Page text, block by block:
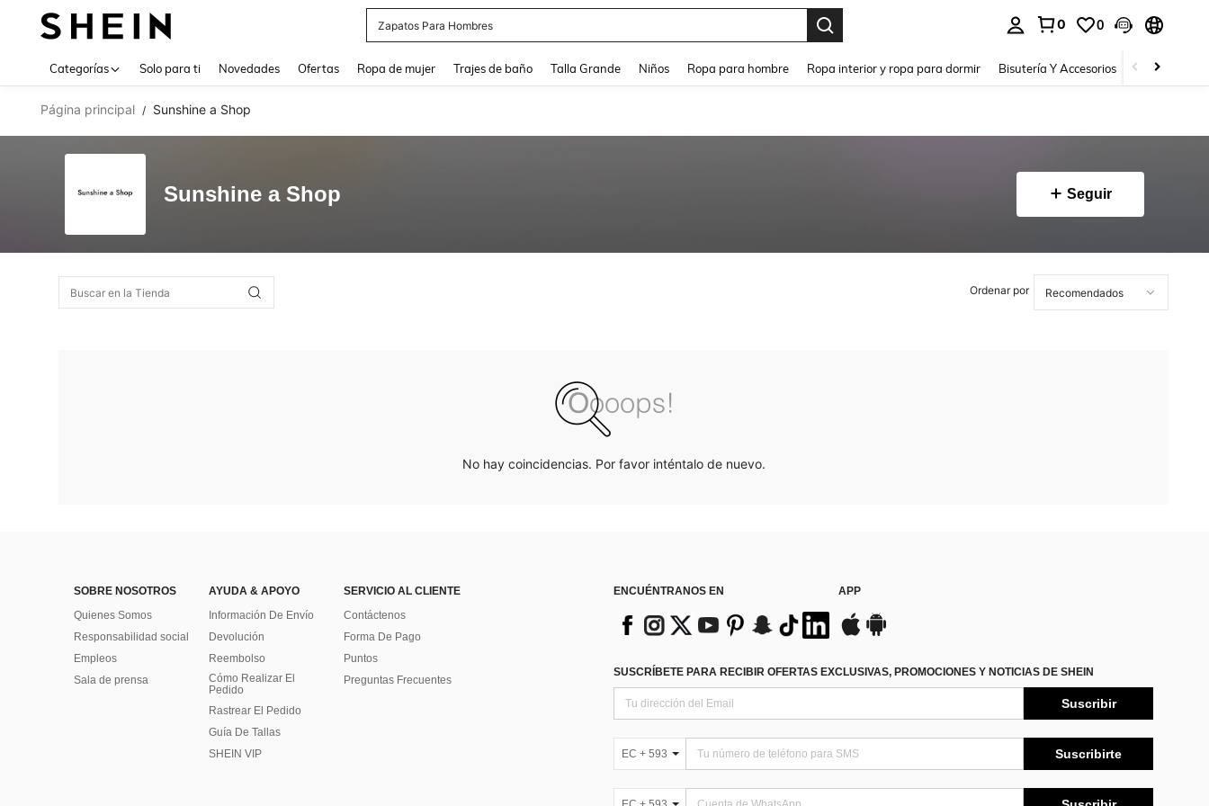
Zapatos Para Hombres
0 0
Categorías Solo para ti Novedades Ofertas Ropa de mujer Trajes de baño Talla Grande Niños Ropa para hombre Ropa interior y ropa para dormir Bisutería Y Accesorios Zapatos
Página principal / Sunshine a Shop
Sunshine a Shop Seguir
Ordenar por
No hay coincidencias. Por favor inténtalo de nuevo.
SOBRE NOSOTROS
Quienes Somos
Responsabilidad social
Empleos
Sala de prensa
AYUDA & APOYO
Información De Envío
Devolución
Reembolso
Cómo Realizar El
Pedido
Rastrear El Pedido
Guía De Tallas
SHEIN VIP
SERVICIO AL CLIENTE
Contáctenos
Forma De Pago
Puntos
Preguntas Frecuentes
ENCUÉNTRANOS EN APP
SUSCRÍBETE PARA RECIBIR OFERTAS EXCLUSIVAS, PROMOCIONES Y NOTICIAS DE SHEIN
Suscribir
EC + 593 Suscribirte